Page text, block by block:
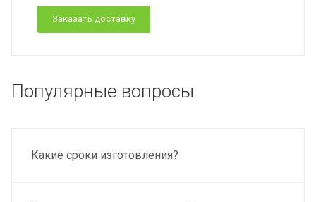
Заказать доставку
Популярные вопросы
Какие сроки изготовления?